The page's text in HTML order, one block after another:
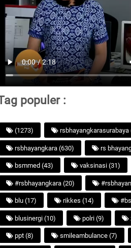
populer :
(1273) rsbhayangkarasurabaya
rsbhayangkara (630) rs
bsmmed (43) vaksinasi (31)
#rsbhayangkara (20)
blu (17) rikkes (14)
blusinergi (10) polri (9)
ppt (8) smileambulance (7)